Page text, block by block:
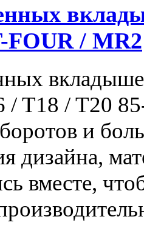
FOUR / MR2
T18 / T20
и
дизайна,
вместе,